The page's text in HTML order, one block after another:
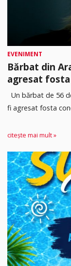
EVENIMENT
Bărbat din
agresat
Un bărbat de 56
fi agresat fosta
citește mai mult »